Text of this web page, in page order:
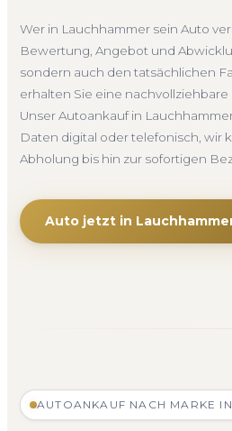
ein verbindliches
4.800 zufriedene Kunden
Seit 2010 4.800+
Wer in Lauchhammer sein Auto
Bewertung, Angebot und
sondern auch den tatsächlichen
erhalten Sie eine
Unser Autoankauf in
Daten digital oder telefonisch, wir
Abholung bis hin zur sofortigen
Auto jetzt in
AUTOANKAUF NACH MARKE